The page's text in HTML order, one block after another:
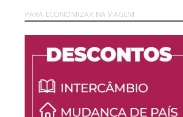
PARA ECONOMIZAR NA VIAGEM